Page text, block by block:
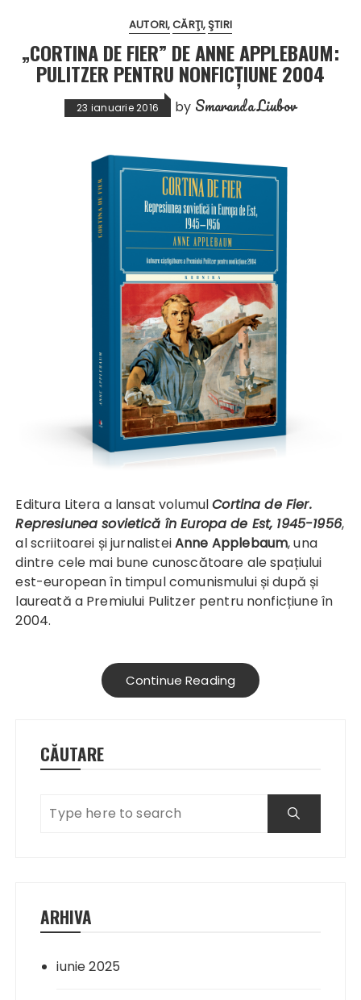
AUTORI CĂRŢI ŞTIRI
„CORTINA DE FIER” DE ANNE APPLEBAUM:
PULITZER PENTRU NONFICȚIUNE 2004
23 ianuarie 2016 by Smaranda Liubov
Editura Litera a lansat volumulCortina de Fier.
Represiunea sovietică în Europa de Est, 1945-1956,
al scriitoarei și jurnalisteiAnne Applebaum, una
dintre cele mai bune cunoscătoare ale spațiului
est-european în timpul comunismului și după și
laureată a Premiului Pulitzer pentru nonficțiune în
2004.
Continue Reading
CĂUTARE
ARHIVA
iunie 2025